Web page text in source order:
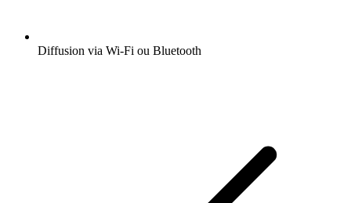
Diffusion via Wi-Fi ou Bluetooth